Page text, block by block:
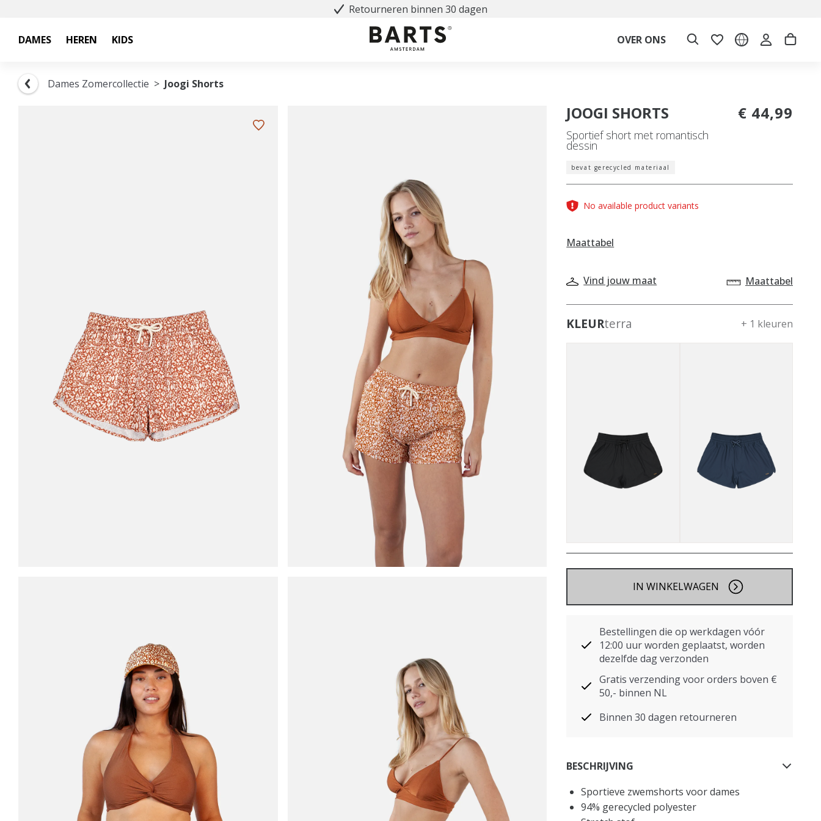
Retourneren binnen 30 dagen
DAMES HEREN KIDS OVER ONS
Dames Zomercollectie Joogi Shorts
JOOGI SHORTS
Sportief short met romantisch
dessin
€ 44,99
bevat gerecycled materiaal
No available product variants
Maattabel
Vind jouw maat Maattabel
KLEURterra + 1 kleuren
IN WINKELWAGEN
Bestellingen die op werkdagen vóór
12:00 uur worden geplaatst, worden
dezelfde dag verzonden
Gratis verzending voor orders boven €
50,- binnen NL
Binnen 30 dagen retourneren
BESCHRIJVING
Sportieve zwemshorts voor dames
94% gerecycled polyester